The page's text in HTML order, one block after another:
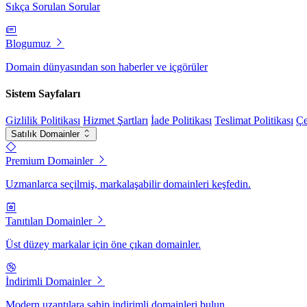
Sıkça Sorulan Sorular
Blogumuz
Domain dünyasından son haberler ve içgörüler
Sistem Sayfaları
Gizlilik Politikası Hizmet Şartları İade Politikası Teslimat Politikası
Satılık Domainler
Premium Domainler
Uzmanlarca seçilmiş, markalaşabilir domainleri keşfedin.
Tanıtılan Domainler
Üst düzey markalar için öne çıkan domainler.
İndirimli Domainler
Modern uzantılara sahip indirimli domainleri bulun.